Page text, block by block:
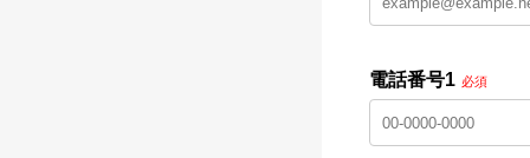
電話番号1 必須